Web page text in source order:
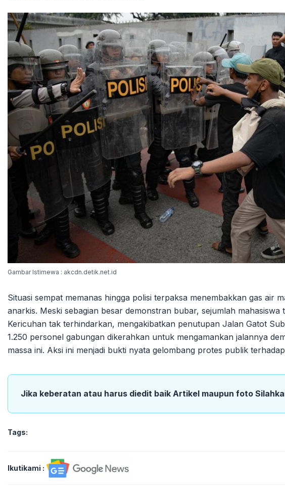
Gambar Istimewa : akcdn.detik.net.id
Situasi sempat memanas hingga polisi terpaksa menembakkan gas air
anarkis. Meski sebagian besar demonstran bubar, sejumlah
Kericuhan tak terhindarkan, mengakibatkan penutupan Jalan Gatot
1.250 personel gabungan dikerahkan untuk mengamankan jalannya
massa ini. Aksi ini menjadi bukti nyata gelombang protes publik
Jika keberatan atau harus diedit baik Artikel maupun foto
Tags:
Ikutikami :